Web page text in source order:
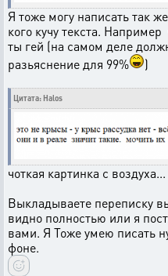
Я тоже могу написать так
кого кучу текста.
ты гей (на самом деле
разьяснение для 99%
)
Цитата: Halos
чоткая картинка с
Выкладываете переписку
видно полностью или я
вами. Я Тоже умею писать
фоне.